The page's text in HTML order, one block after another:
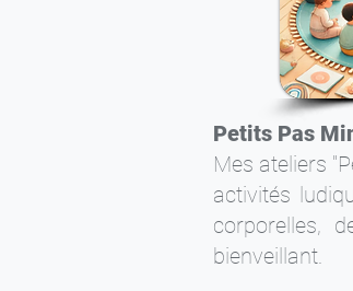
Petits Pas
Mes ateliers
activités
corporelles,
bienveillant.